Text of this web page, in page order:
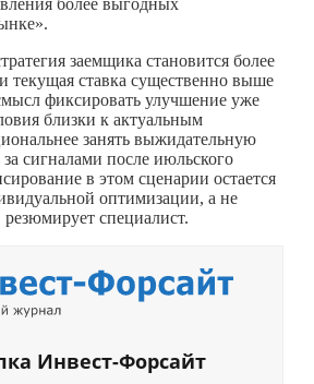
заемщика становится более
текущая ставка существенно выше
фиксировать улучшение уже
близки к актуальным
занять выжидательную
сигналами после июльского
в этом сценарии остается
оптимизации, а не
специалист.
Инвест-Форсайт